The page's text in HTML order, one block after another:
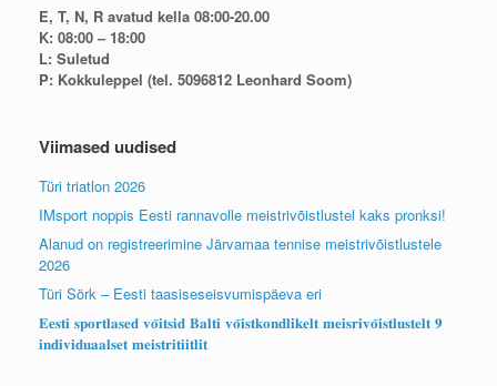
E, T, N, R avatud kella 08:00-20.00
K: 08:00 – 18:00
L: Suletud
P: Kokkuleppel (tel. 5096812 Leonhard Soom)
Viimased uudised
Türi triatlon 2026
IMsport noppis Eesti rannavolle meistrivõistlustel kaks pronksi!
Alanud on registreerimine Järvamaa tennise meistrivõistlustele
2026
Türi Sörk – Eesti taasiseseisvumispäeva eri
𝐄𝐞𝐬𝐭𝐢 𝐬𝐩𝐨𝐫𝐭𝐥𝐚𝐬𝐞𝐝 𝐯𝐨̃𝐢𝐭𝐬𝐢𝐝 𝐁𝐚𝐥𝐭𝐢 𝐯𝐨̃𝐢𝐬𝐭𝐤𝐨𝐧𝐝𝐥𝐢𝐤𝐞𝐥𝐭 𝐦𝐞𝐢𝐬𝐫𝐢𝐯𝐨̃𝐢𝐬𝐭𝐥𝐮𝐬𝐭𝐞𝐥𝐭 𝟗
𝐢𝐧𝐝𝐢𝐯𝐢𝐝𝐮𝐚𝐚𝐥𝐬𝐞𝐭 𝐦𝐞𝐢𝐬𝐭𝐫𝐢𝐭𝐢𝐢𝐭𝐥𝐢𝐭